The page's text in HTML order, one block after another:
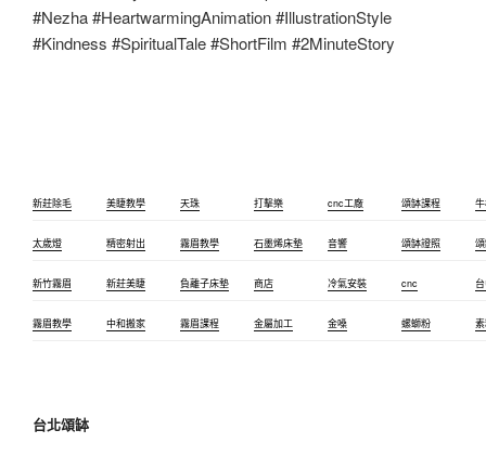
#Nezha #HeartwarmingAnimation #IllustrationStyle
#Kindness #SpiritualTale #ShortFilm #2MinuteStory
新莊除毛 美睫教學 天珠 打擊樂 cnc工廠 頌缽課程
太歲燈 精密射出 霧眉教學 石墨烯床墊 音響 頌缽證照
新竹霧眉 新莊美睫 負離子床墊 商店 冷氣安裝 cnc
霧眉教學 中和搬家 霧眉課程 金屬加工 金嗓 螺螄粉
台北頌缽